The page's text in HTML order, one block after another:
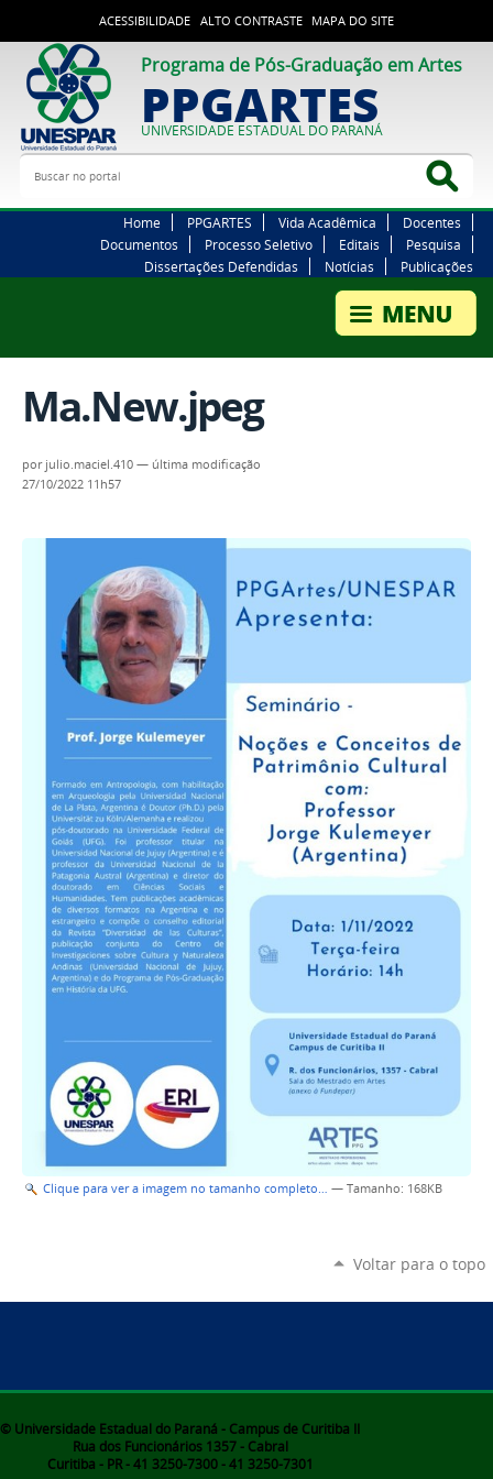
ACESSIBILIDADE ALTO CONTRASTE MAPA DO SITE
Programa de Pós-Graduação em Artes
PPGARTES
UNIVERSIDADE ESTADUAL DO PARANÁ
Buscar no portal
Home PPGARTES Vida Acadêmica
Docentes
Documentos
Processo Seletivo Editais
Pesquisa
Dissertações Defendidas
Notícias Publicações
Ma.New.jpeg
por julio.maciel.410 — última modificação
27/10/2022 11h57
Clique para ver a imagem no tamanho completo… — Tamanho: 168KB
Voltar para o topo
© Universidade Estadual do Paraná - Campus de Curitiba II
Rua dos Funcionários 1357 - Cabral
Curitiba - PR - 41 3250-7300 - 41 3250-7301